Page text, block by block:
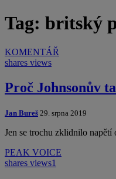
Tag: britský
KOMENTÁŘ
shares views
Proč Johnsonův
Jan Bureš 29. srpna 2019
Jen se trochu zklidnilo
PEAK VOICE
shares views1